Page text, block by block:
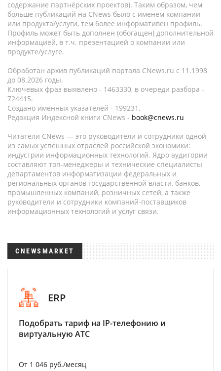
содержание партнёрских проектов). Таким образом, чем
больше публикаций на CNews было с именем компании
или продукта/услуги, тем более информативен профиль.
Профиль может быть дополнен (обогащен) дополнительной
информацией, в т.ч. презентацией о компании или
продукте/услуге.
Обработан архив публикаций портала CNews.ru c 11.1998
до 08.2026 годы.
Ключевых фраз выявлено - 1463330, в очереди разбора -
724415.
Создано именных указателей - 199231.
Редакция Индексной книги CNews - book@cnews.ru
Читатели CNews — это руководители и сотрудники одной
из самых успешных отраслей российской экономики:
индустрии информационных технологий. Ядро аудитории
составляют топ-менеджеры и технические специалисты
департаментов информатизации федеральных и
региональных органов государственной власти, банков,
промышленных компаний, розничных сетей, а также
руководители и сотрудники компаний-поставщиков
информационных технологий и услуг связи.
CNEWSMARKET
ERP
Подобрать тариф на IP-телефонию и
виртуальную АТС
От 1 046 руб./месяц